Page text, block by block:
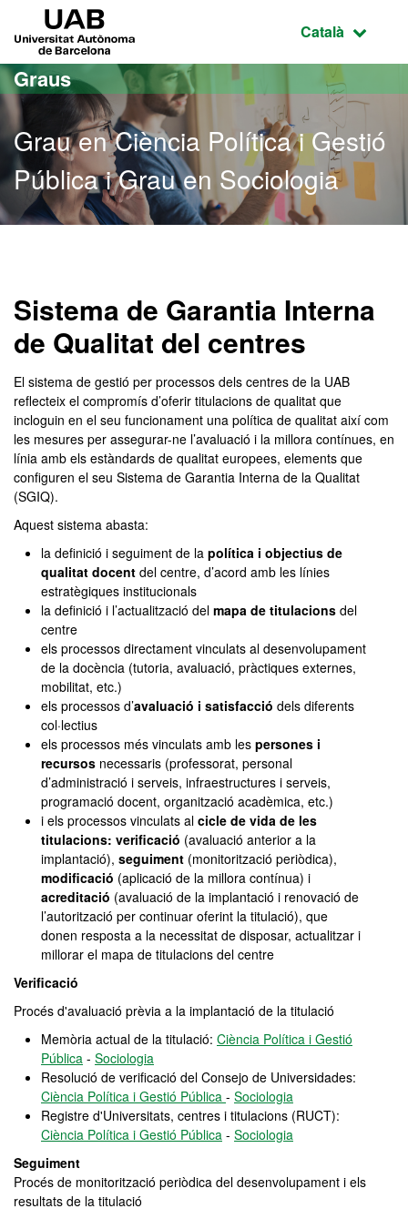
Ves al contingut principal
Ves a la navegació de la pàgina
Idioma
Català
Graus
Grau en Ciència Política i Gestió
Pública i Grau en Sociologia
Sistema de Garantia Interna
de Qualitat del centres
El sistema de gestió per processos dels centres de la UAB
reflecteix el compromís d’oferir titulacions de qualitat que
incloguin en el seu funcionament una política de qualitat així com
les mesures per assegurar-ne l’avaluació i la millora contínues, en
línia amb els estàndards de qualitat europees, elements que
configuren el seu Sistema de Garantia Interna de la Qualitat
(SGIQ).
Aquest sistema abasta:
la definició i seguiment de la política i objectius de
qualitat docent del centre, d’acord amb les línies
estratègiques institucionals
la definició i l’actualització del mapa de titulacions del
centre
els processos directament vinculats al desenvolupament
de la docència (tutoria, avaluació, pràctiques externes,
mobilitat, etc.)
els processos d’avaluació i satisfacció dels diferents
col·lectius
els processos més vinculats amb les persones i
recursos necessaris (professorat, personal
d’administració i serveis, infraestructures i serveis,
programació docent, organització acadèmica, etc.)
i els processos vinculats al cicle de vida de les
titulacions: verificació (avaluació anterior a la
implantació), seguiment (monitorització periòdica),
modificació (aplicació de la millora contínua) i
acreditació (avaluació de la implantació i renovació de
l’autorització per continuar oferint la titulació), que
donen resposta a la necessitat de disposar, actualitzar i
millorar el mapa de titulacions del centre
Verificació
Procés d'avaluació prèvia a la implantació de la titulació
Memòria actual de la titulació: Ciència Política i Gestió
Pública - Sociologia
Resolució de verificació del Consejo de Universidades:
Ciència Política i Gestió Pública - Sociologia
Registre d'Universitats, centres i titulacions (RUCT):
Ciència Política i Gestió Pública - Sociologia
Seguiment
Procés de monitorització periòdica del desenvolupament i els
resultats de la titulació